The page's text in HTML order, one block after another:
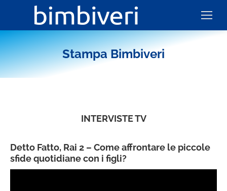
Stampa Bimbiveri
INTERVISTE TV
Detto Fatto, Rai 2 – Come affrontare le piccole
sfide quotidiane con i figli?